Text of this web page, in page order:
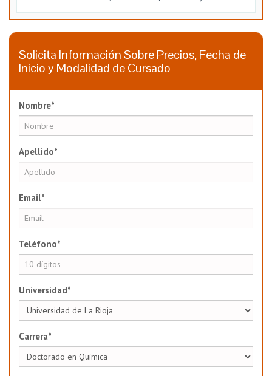
Solicita Información Sobre Precios, Fecha de
Inicio y Modalidad de Cursado
Nombre*
Apellido*
Email*
Teléfono*
Universidad*
Carrera*